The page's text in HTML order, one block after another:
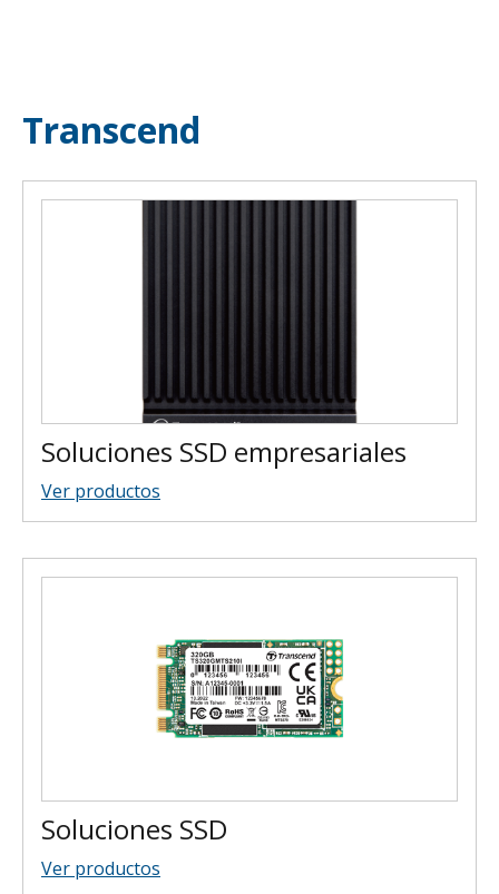
Transcend
Soluciones SSD empresariales
Ver productos
Soluciones SSD
Ver productos